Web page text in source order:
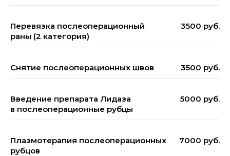
Перевязка послеоперационный
раны (2 категория)
3500 руб.
Снятие послеоперационных швов 3500 руб.
Введение препарата Лидаза
в послеоперационные рубцы
5000 руб.
Плазмотерапия послеоперационных
рубцов
7000 руб.